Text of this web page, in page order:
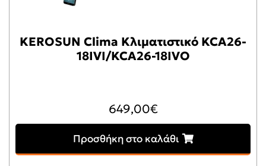
KEROSUN Clima Κλιματιστικό KCA26-
18IVI/KCA26-18IVO
649,00€
Προσθήκη στο καλάθι